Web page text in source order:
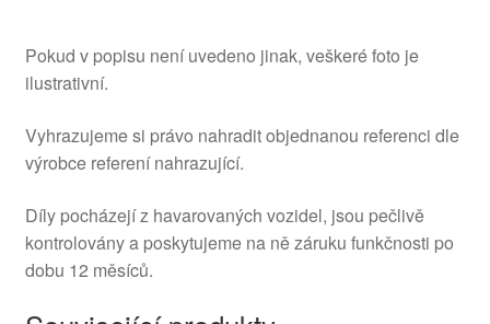
Pokud v popisu není uvedeno jinak, veškeré foto je
ilustrativní.
Vyhrazujeme si právo nahradit objednanou referenci dle
výrobce referení nahrazující.
Díly pocházejí z havarovaných vozidel, jsou pečlivě
kontrolovány a poskytujeme na ně záruku funkčnosti po
dobu 12 měsíců.